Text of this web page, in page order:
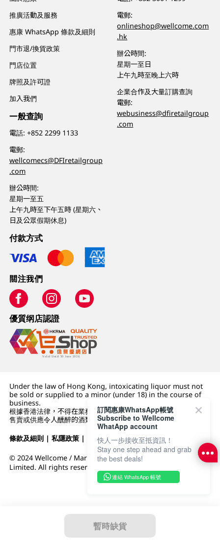
暫時缺貨
推廣活動及服務
惠康 WhatsApp 條款及細則
門市退/換貨政策
門店位置
牌照及許可證
加入我們
一般查詢
電話:+852 2299 1133
電郵:
wellcomecs@DFIretailgroup
.com
辦公時間:
星期一至五
上午九時至下午五時 (星期六、
日及公眾假期休息)
電郵:
onlineshop@wellcome.com
.hk
辦公時間:
星期一至日
上午九時至晚上六時
企業合作及大量訂購查詢
電郵:
webusiness@dfiretailgroup
.com
付款方式
關注我們
優質纲店認證
Under the law of Hong Kong, intoxicating liquor must not
be sold or supplied to a minor (under 18) in the course of
business.
根據香港法律，不得在業務過程中，向未成年人 (18 歲以下人士)
售賣或供應令人醺醉的酒類。
條款及細則 |私隱政策 | DFI零售集團
© 2024 Wellcome / Market Place. The Dairy Farm Company
Limited. All rights reserved.
訂閱惠康WhatsApp帳號
Subscribe to Wellcome
WhatApp account
快人一步接收至抵資訊！
Stay one step ahead and grab
the best deals!
連結 WhatsApp 帳號